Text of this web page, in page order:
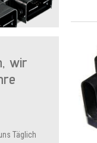
wir
Täglich